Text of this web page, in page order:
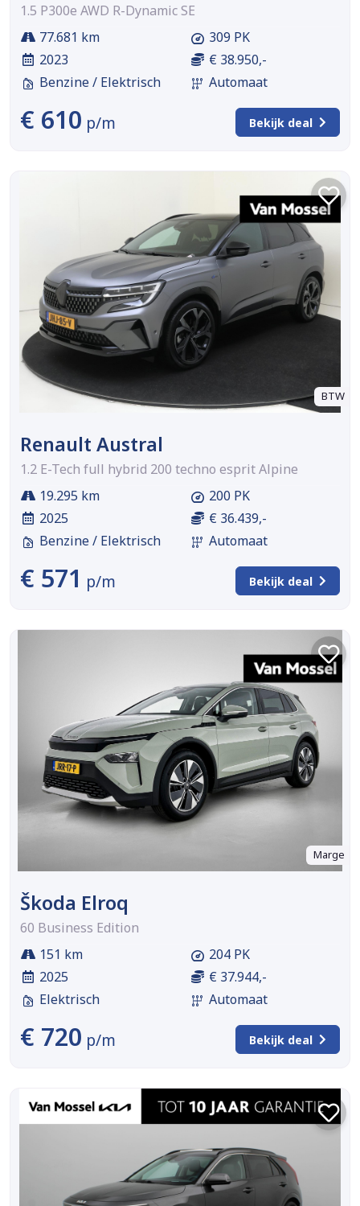
1.5 P300e AWD R-Dynamic SE
77.681 km
2023
Benzine / Elektrisch
309 PK
€ 38.950,-
Automaat
€ 610 p/m Bekijk deal
BTW
Renault Austral
1.2 E-Tech full hybrid 200 techno esprit Alpine
19.295 km
2025
Benzine / Elektrisch
200 PK
€ 36.439,-
Automaat
€ 571 p/m Bekijk deal
Marge
Škoda Elroq
60 Business Edition
151 km
2025
Elektrisch
204 PK
€ 37.944,-
Automaat
€ 720 p/m Bekijk deal